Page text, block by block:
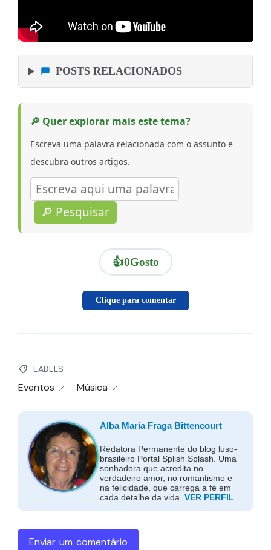
POSTS RELACIONADOS
🔎 Quer explorar mais este tema?
Escreva uma palavra relacionada com o assunto e
descubra outros artigos.
🔎 Pesquisar
👍0Gosto
Clique para comentar
LABELS
Eventos Música
Alba Maria Fraga Bittencourt
Redatora Permanente do blog luso-
brasileiro Portal Splish Splash. Uma
sonhadora que acredita no
verdadeiro amor, no romantismo e
na felicidade, que carrega a fé em
cada detalhe da vida. VER PERFIL
Enviar um comentário